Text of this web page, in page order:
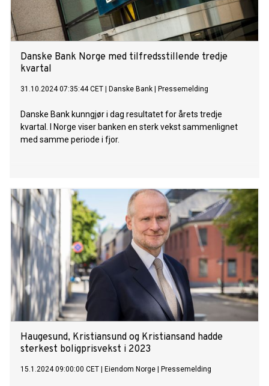
Danske Bank Norge med tilfredsstillende tredje
kvartal
31.10.2024 07:35:44 CET Danske Bank Pressemelding
Danske Bank kunngjør i dag resultatet for årets tredje
kvartal. I Norge viser banken en sterk vekst sammenlignet
med samme periode i fjor.
Haugesund, Kristiansund og Kristiansand hadde
sterkest boligprisvekst i 2023
15.1.2024 09:00:00 CET Eiendom Norge Pressemelding